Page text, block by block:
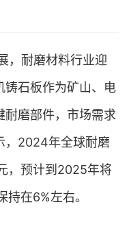
，耐磨材料行业迎
铸石板作为矿山、电
耐磨部件，市场需求
，2024年全球耐磨
，预计到2025年将
在6%左右。